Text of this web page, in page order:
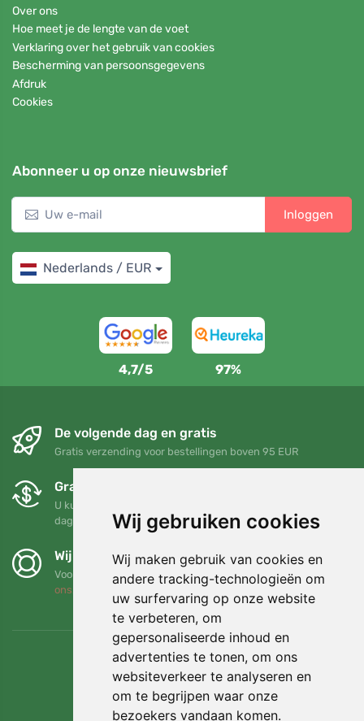
Wij gebruiken cookies
Wij maken gebruik van cookies en
andere tracking-technologieën om
uw surfervaring op onze website
te verbeteren, om
gepersonaliseerde inhoud en
advertenties te tonen, om ons
websiteverkeer te analyseren en
om te begrijpen waar onze
bezoekers vandaan komen.
Over ons
Hoe meet je de lengte van de voet
Verklaring over het gebruik van cookies
Bescherming van persoonsgegevens
Afdruk
Cookies
Abonneer u op onze nieuwsbrief
Inloggen
Nederlands / EUR
4,7/5 97%
De volgende dag en gratis
Gratis verzending voor bestellingen boven 95 EUR
Gratis ruilen en retourneren
U kunt uw bestelling op elk gewenst moment binnen 90
dagen retourneren of ruilen
Wij steunen Trees.org
Voor elke bestelling planten we een boom! Lees meer Over
ons